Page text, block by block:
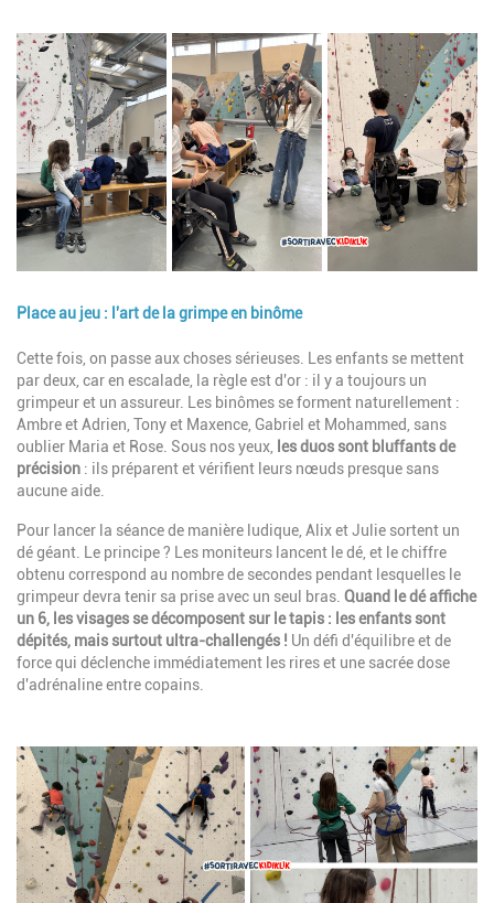
Image
Place au jeu : l'art de la grimpe en binôme
Description
Cette fois, on passe aux choses sérieuses. Les enfants se mettent
par deux, car en escalade, la règle est d'or : il y a toujours un
grimpeur et un assureur. Les binômes se forment naturellement :
Ambre et Adrien, Tony et Maxence, Gabriel et Mohammed, sans
oublier Maria et Rose. Sous nos yeux,
les duos sont bluffants de
précision : ils préparent et vérifient leurs nœuds presque sans
aucune aide.
Pour lancer la séance de manière ludique, Alix et Julie sortent un
dé géant. Le principe ? Les moniteurs lancent le dé, et le chiffre
obtenu correspond au nombre de secondes pendant lesquelles le
grimpeur devra tenir sa prise avec un seul bras. Quand le dé affiche
un 6, les visages se décomposent sur le tapis : les enfants sont
dépités, mais surtout ultra-challengés ! Un défi d'équilibre et de
force qui déclenche immédiatement les rires et une sacrée dose
d'adrénaline entre copains.
Image